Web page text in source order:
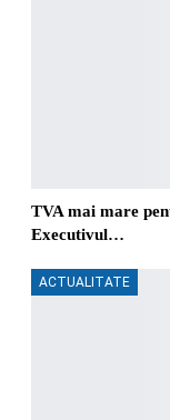
TVA mai mare
Executivul…
ACTUALITATE